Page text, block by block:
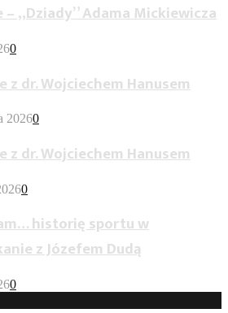
„Dziady” Adama Mickiewicza
0
dr. Wojciechem Hanusem
20260
dr. Wojciechem Hanusem
0
historię sportu w
z Józefem Dudą
0